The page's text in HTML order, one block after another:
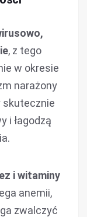
, z tego
w okresie
narażony
skutecznie
i łagodzą
i witaminy
anemii,
zwalczyć